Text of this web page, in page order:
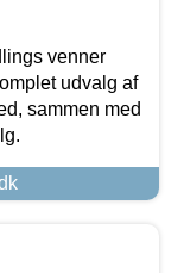
venner
udvalg af
sammen med